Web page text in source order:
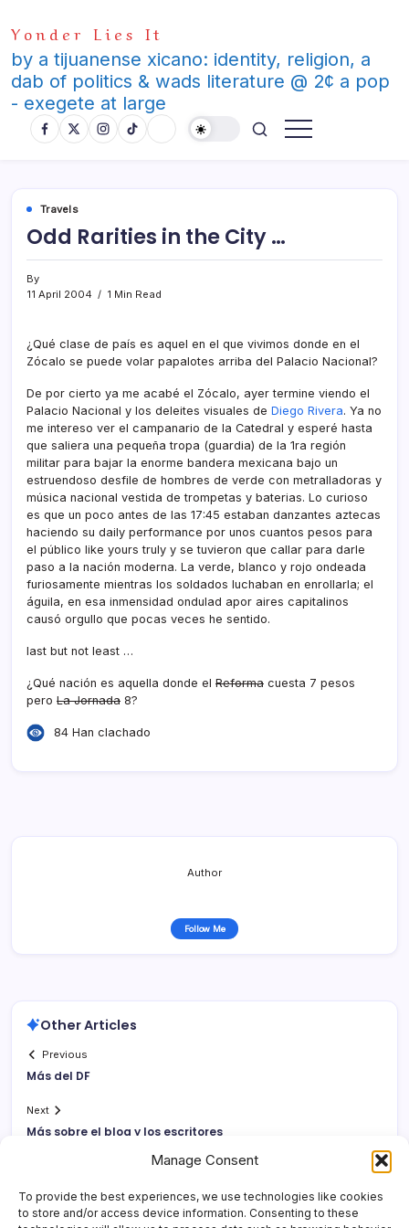
Manage Consent
To provide the best experiences, we use technologies like cookies
to store and/or access device information. Consenting to these
to
content
Yonder Lies It
by a tijuanense xicano: identity, religion, a
dab of politics & wads literature @ 2¢ a pop
- exegete at large
Travels
Odd Rarities in the City …
By
11 April 2004
1 Min Read
¿Qué clase de paí­s es aquel en el que vivimos donde en el
Zócalo se puede volar papalotes arriba del Palacio Nacional?
De por cierto ya me acabé el Zócalo, ayer termine viendo el
Palacio Nacional y los deleites visuales de Diego Rivera. Ya no
me intereso ver el campanario de la Catedral y esperé hasta
que saliera una pequeña tropa (guardia) de la 1ra región
militar para bajar la enorme bandera mexicana bajo un
estruendoso desfile de hombres de verde con metralladoras y
música nacional vestida de trompetas y baterias. Lo curioso
es que un poco antes de las 17:45 estaban danzantes aztecas
haciendo su daily performance por unos cuantos pesos para
el público like yours truly y se tuvieron que callar para darle
paso a la nación moderna. La verde, blanco y rojo ondeada
furiosamente mientras los soldados luchaban en enrollarla; el
águila, en esa inmensidad ondulad apor aires capitalinos
causó orgullo que pocas veces he sentido.
last but not least …
¿Qué nación es aquella donde el Reforma cuesta 7 pesos
pero La Jornada 8?
84 Han clachado
Author
Follow Me
Other Articles
Previous
Más del DF
Next
Más sobre el blog y los escritores